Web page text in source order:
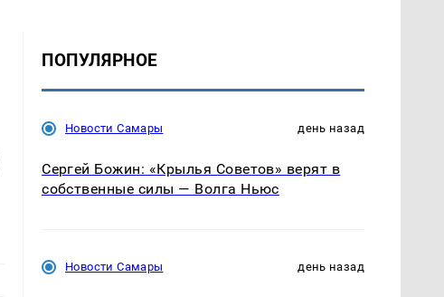
ПОПУЛЯРНОЕ
Новости Самары день назад
Сергей Божин: «Крылья Советов» верят в
собственные силы — Волга Ньюс
Новости Самары день назад